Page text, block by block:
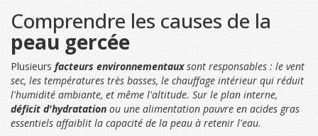
Comprendre les causes de la
peau gercée
Plusieurs facteurs environnementauxsont responsables : le vent
sec, les températures très basses, le chauffage intérieur qui réduit
l'humidité ambiante, et même l'altitude. Sur le plan interne,
déficit d'hydratation ou une alimentation pauvre en acides gras
essentiels affaiblit la capacité de la peau à retenir l'eau.